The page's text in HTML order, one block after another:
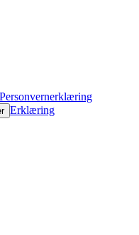
Personvernerklæring
Erklæring